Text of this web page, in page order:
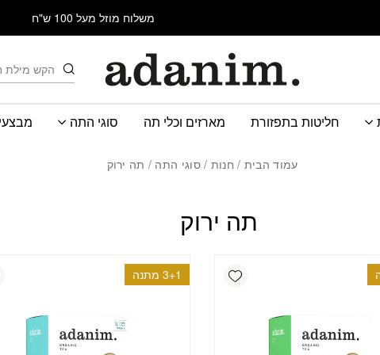
משלוח מוזל מעל 100 ש"ח
חיפוש
חליטות בתפזורת מארזים וכלי תה סוגי התה
עמוד הבית / חנות /סוגי התה / תה ירוק
תה ירוק
Add wishlist3+1 מתנה